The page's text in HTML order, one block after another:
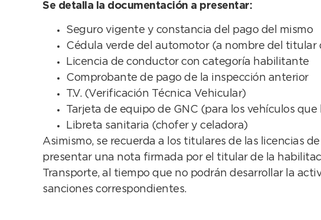
Se detalla la documentación a presentar:
Seguro vigente y constancia del pago del mismo
Cédula verde del automotor (a nombre del titular
Licencia de conductor con categoría habilitante
Comprobante de pago de la inspección anterior
T.V. (Verificación Técnica Vehicular)
Tarjeta de equipo de GNC (para los vehículos
Libreta sanitaria (chofer y celadora)
Asimismo, se recuerda a los titulares de las licencias
presentar una nota firmada por el titular de la
Transporte, al tiempo que no podrán desarrollar la
sanciones correspondientes.